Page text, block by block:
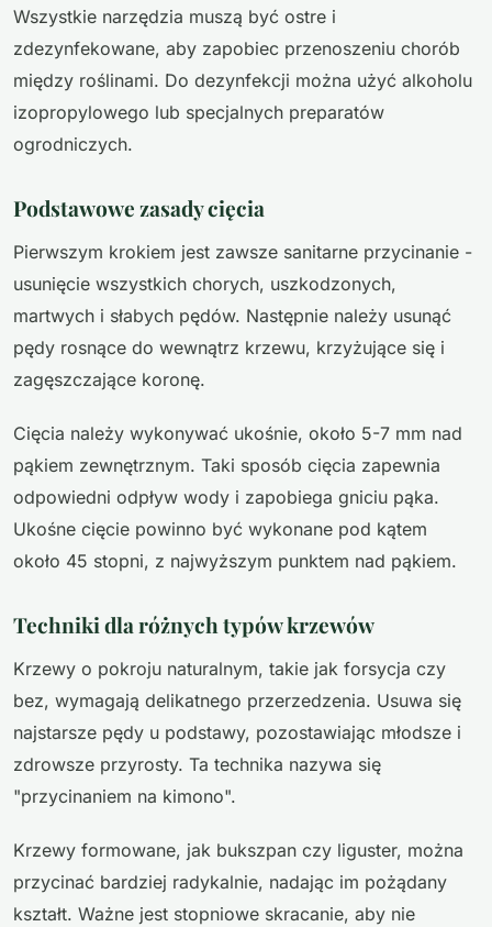
Wszystkie narzędzia muszą być ostre i
zdezynfekowane, aby zapobiec przenoszeniu chorób
między roślinami. Do dezynfekcji można użyć alkoholu
izopropylowego lub specjalnych preparatów
ogrodniczych.
Podstawowe zasady cięcia
Pierwszym krokiem jest zawsze sanitarne przycinanie -
usunięcie wszystkich chorych, uszkodzonych,
martwych i słabych pędów. Następnie należy usunąć
pędy rosnące do wewnątrz krzewu, krzyżujące się i
zagęszczające koronę.
Cięcia należy wykonywać ukośnie, około 5-7 mm nad
pąkiem zewnętrznym. Taki sposób cięcia zapewnia
odpowiedni odpływ wody i zapobiega gniciu pąka.
Ukośne cięcie powinno być wykonane pod kątem
około 45 stopni, z najwyższym punktem nad pąkiem.
Techniki dla różnych typów krzewów
Krzewy o pokroju naturalnym, takie jak forsycja czy
bez, wymagają delikatnego przerzedzenia. Usuwa się
najstarsze pędy u podstawy, pozostawiając młodsze i
zdrowsze przyrosty. Ta technika nazywa się
"przycinaniem na kimono".
Krzewy formowane, jak bukszpan czy liguster, można
przycinać bardziej radykalnie, nadając im pożądany
kształt. Ważne jest stopniowe skracanie, aby nie